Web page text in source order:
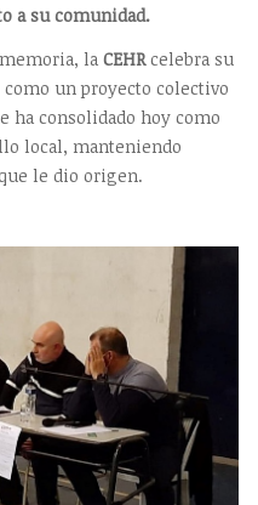
a su comunidad.
la CEHRcelebra su
como un proyecto colectivo
ha consolidado hoy como
local, manteniendo
le dio origen.